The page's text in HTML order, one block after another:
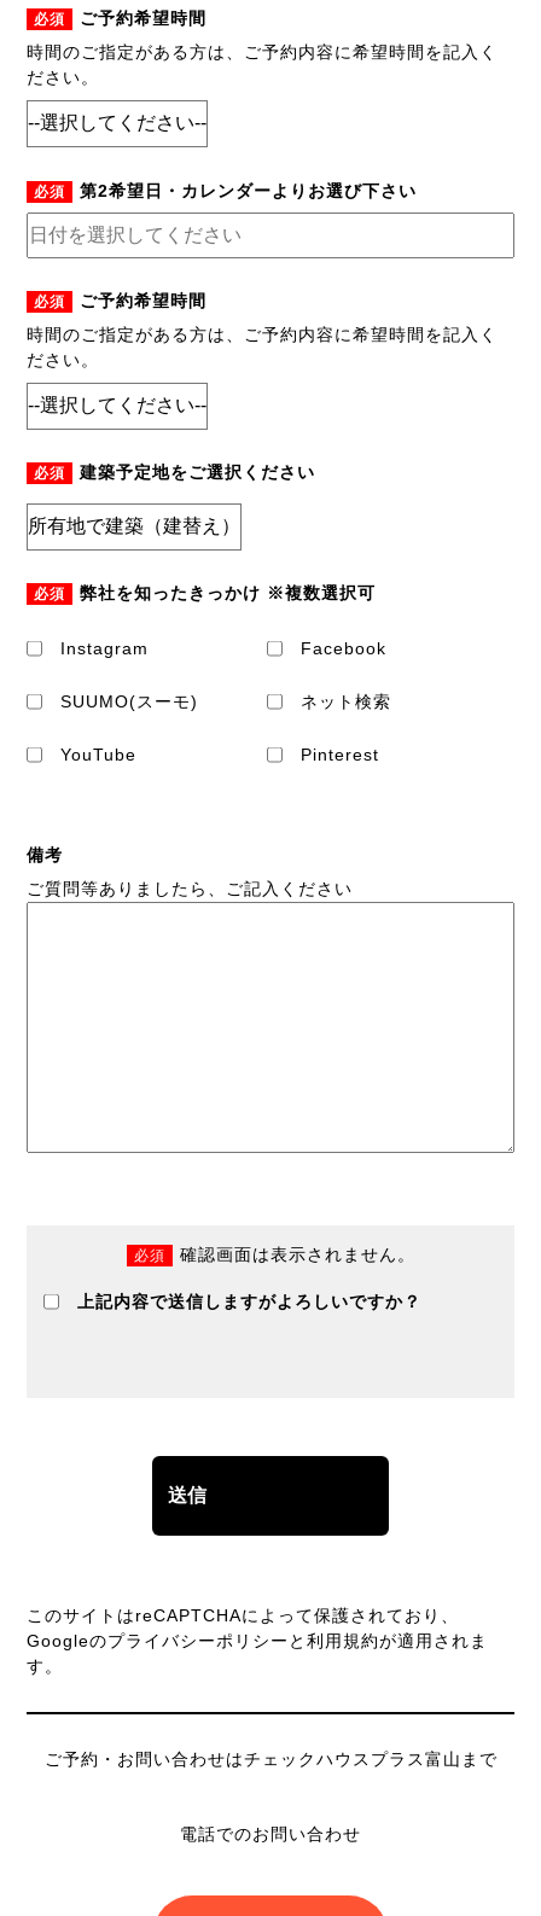
必須
ご予約希望時間
時間のご指定がある方は、ご予約内容に希望時間を記入く
ださい。
必須 第2希望日・カレンダーよりお選び下さい
必須
ご予約希望時間
時間のご指定がある方は、ご予約内容に希望時間を記入く
ださい。
必須 建築予定地をご選択ください
必須 弊社を知ったきっかけ ※複数選択可
Instagram Facebook
SUUMO(スーモ) ネット検索
YouTube Pinterest
備考
ご質問等ありましたら、ご記入ください
必須 確認画面は表示されません。
上記内容で送信しますがよろしいですか？
このサイトはreCAPTCHAによって保護されており、
Googleのプライバシーポリシー と利用規約が適用されま
す。
ご予約・お問い合わせはチェックハウスプラス富山まで
電話でのお問い合わせ